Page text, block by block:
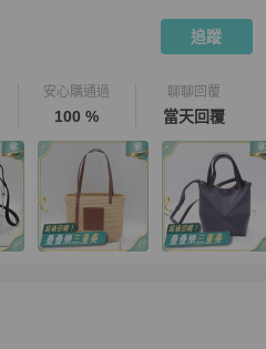
追蹤
安心購通過
100 %
聊聊回覆
當天回覆